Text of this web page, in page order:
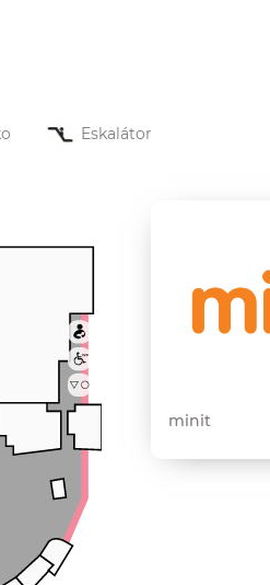
Eskalátor
minit